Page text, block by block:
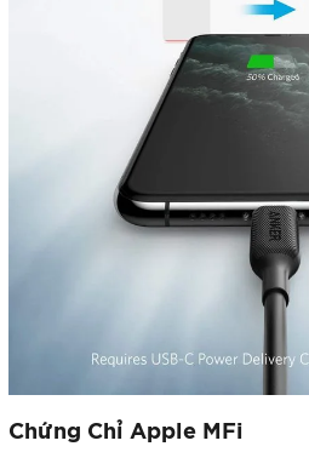
Chứng Chỉ Apple MFi